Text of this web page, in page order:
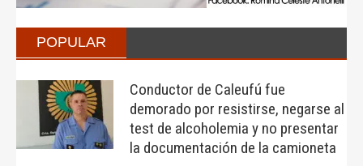
POPULAR
Conductor de Caleufú fue
demorado por resistirse, negarse al
test de alcoholemia y no presentar
la documentación de la camioneta